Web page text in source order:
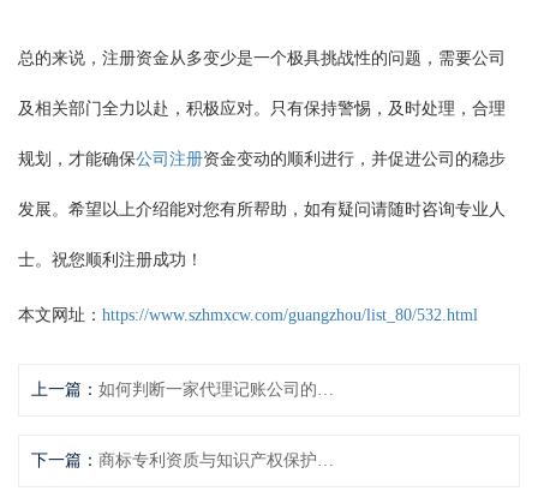
总的来说，注册资金从多变少是一个极具挑战性的问题，需要公司
及相关部门全力以赴，积极应对。只有保持警惕，及时处理，合理
规划，才能确保公司注册资金变动的顺利进行，并促进公司的稳步
发展。希望以上介绍能对您有所帮助，如有疑问请随时咨询专业人
士。祝您顺利注册成功！
本文网址： https://www.szhmxcw.com/guangzhou/list_80/532.html
上一篇： 如何判断一家代理记账公司的信誉和实力？
下一篇： 商标专利资质与知识产权保护的关系分析